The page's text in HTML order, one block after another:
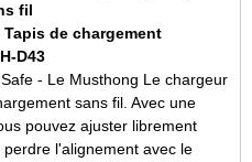
fil
Tapis de chargement
D43
- Le Musthong Le chargeur
sans fil. Avec une
pouvez ajuster librement
l'alignement avec le